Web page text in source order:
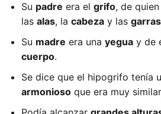
Su padre era el grifo, de
las alas, la cabeza y las garras
Su madre era una yegua y de
cuerpo.
Se dice que el hipogrifo tenía
armonioso que era muy